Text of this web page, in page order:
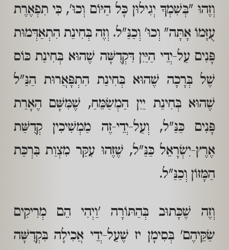
וְזֶהוּ "בְּשִׁמְךָ יְגִילוּן כָּל הַיּוֹם וְכוּ', כִּי תִפְאֶרֶת
עֻזָּמוֹ אָתָּה" וְכוּ' וְכַנַּ"ל. וְזֶה בְּחִינַת הִתְאַדְּמוּת
פָּנִים עַל-יְדֵי הַיַּיִן דִּקְדֻשָּׁה שֶׁהוּא בְּחִינַת כּוֹס
שֶׁל בְּרָכָה שֶׁהוּא בְּחִינַת הִתְפָּאֲרוּת הַנַּ"ל
שֶׁהוּא בְּחִינַת יַיִן הַמְשַׂמֵּחַ, שֶׁמִּשָּׁם הֶאָרַת
פָּנִים כַּנַּ"ל, וְעַל-יְדֵי-זֶה מַמְשִׁיכִין קְדֻשַּׁת
אֶרֶץ-יִשְׂרָאֵל כַּנַּ"ל, שֶׁזֶּהוּ עִקַּר מִצְוַת בִּרְכַּת
הַמָּזוֹן וְכַנַּ"ל.
וְזֶה שֶׁכָּתוּב בְּהַתּוֹרָה 'וַיְהִי הֵם מְרִיקִים
שַׂקֵּיהֶם' בְּסִימָן יז שֶׁעַל-יְדֵי אֲכִילָה בִּקְדֻשָּׁה